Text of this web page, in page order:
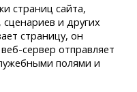
страниц сайта,
сценариев и других
страницу, он
сервер отправляет
полями и